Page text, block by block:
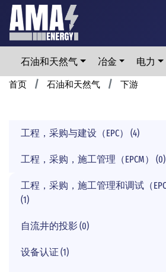
Skip
main
content石油和天然气 冶金 电力
Breadcrumb
首页 石油和天然气 下游
工程，采购与建设（EPC） (4)
工程，采购，施工管理（EPCM） (0)
工程，采购，施工管理和调试（EPCMC）
(1)
自流井的投影 (0)
设备认证 (1)